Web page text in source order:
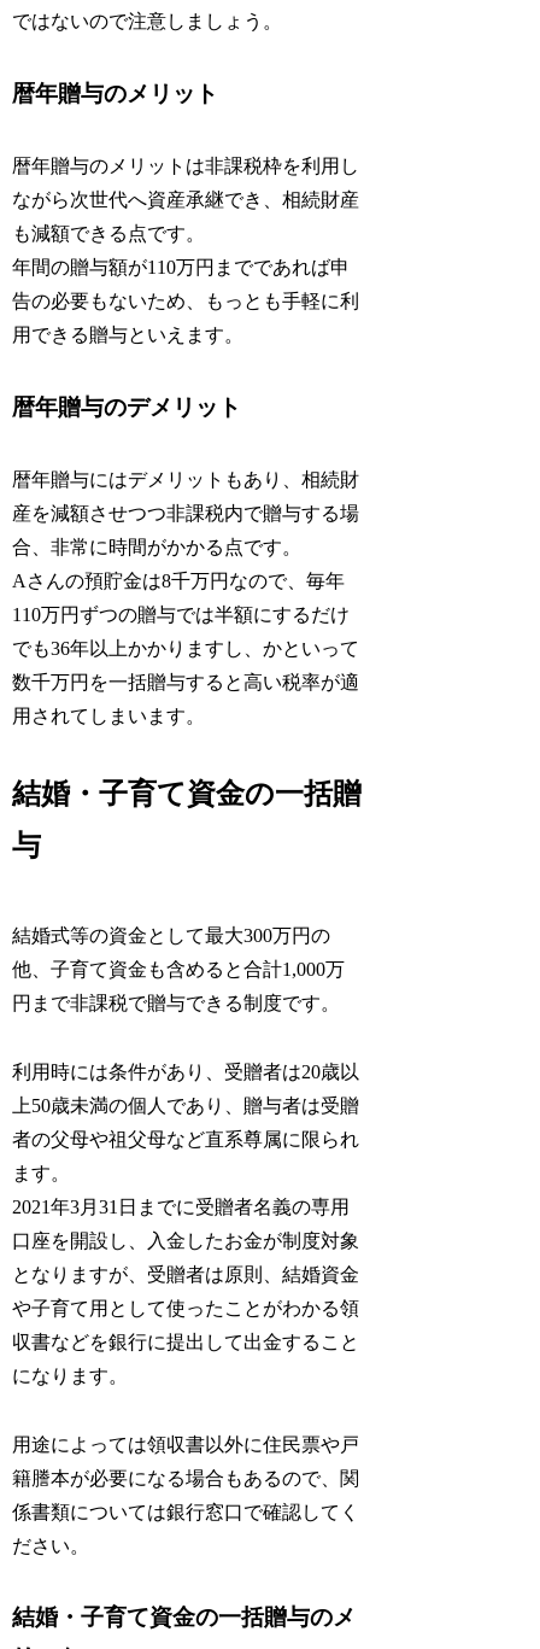
ではないので注意しましょう。
暦年贈与のメリット
暦年贈与のメリットは非課税枠を利用し
ながら次世代へ資産承継でき、相続財産
も減額できる点です。
年間の贈与額が110万円までであれば申
告の必要もないため、もっとも手軽に利
用できる贈与といえます。
暦年贈与のデメリット
暦年贈与にはデメリットもあり、相続財
産を減額させつつ非課税内で贈与する場
合、非常に時間がかかる点です。
Aさんの預貯金は8千万円なので、毎年
110万円ずつの贈与では半額にするだけ
でも36年以上かかりますし、かといって
数千万円を一括贈与すると高い税率が適
用されてしまいます。
結婚・子育て資金の一括贈
与
結婚式等の資金として最大300万円の
他、子育て資金も含めると合計1,000万
円まで非課税で贈与できる制度です。
利用時には条件があり、受贈者は20歳以
上50歳未満の個人であり、贈与者は受贈
者の父母や祖父母など直系尊属に限られ
ます。
2021年3月31日までに受贈者名義の専用
口座を開設し、入金したお金が制度対象
となりますが、受贈者は原則、結婚資金
や子育て用として使ったことがわかる領
収書などを銀行に提出して出金すること
になります。
用途によっては領収書以外に住民票や戸
籍謄本が必要になる場合もあるので、関
係書類については銀行窓口で確認してく
ださい。
結婚・子育て資金の一括贈与のメ